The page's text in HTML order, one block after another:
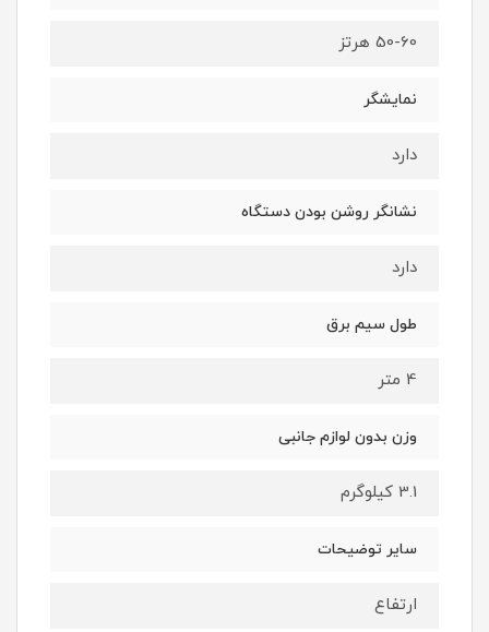
50-60 هرتز
نمایشگر
دارد
نشانگر روشن بودن دستگاه
دارد
طول سیم برق
4 متر
وزن بدون لوازم جانبی
3.1 کیلوگرم
سایر توضیحات
ارتفاع